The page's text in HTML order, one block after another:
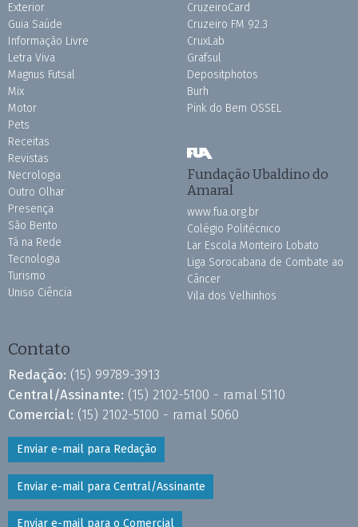
Exterior
Guia Saúde
Informação Livre
Letra Viva
Magnus Futsal
Mix
Motor
Pets
Receitas
Revistas
Necrologia
Outro Olhar
Presença
São Bento
Tá na Rede
Tecnologia
Turismo
Uniso Ciência
CruzeiroCard
Cruzeiro FM 92.3
CruxLab
Grafsul
Depositphotos
Burh
Pink do Bem OSSEL
Fundação Ubaldino do
Amaral
www.fua.org.br
Colégio Politécnico
Lar Escola Monteiro Lobato
Liga Sorocabana de Combate ao
Câncer
Vila dos Velhinhos
Contato
Redação: (15) 99789-3913
Central/Assinante: (15) 2102-5100 - ramal 5110
Comercial: (15) 2102-5100 - ramal 5060
Enviar e-mail para Redação
Enviar e-mail para Central/Assinante
Enviar e-mail para o Comercial